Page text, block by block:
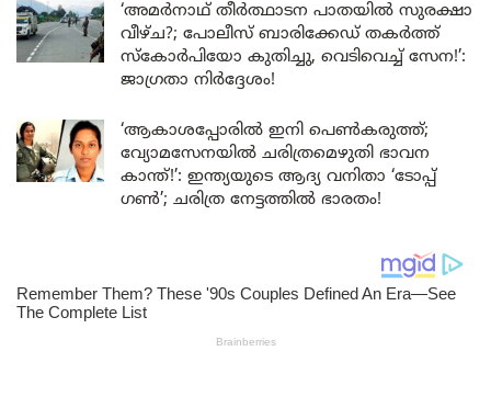
‘അമർനാഥ് തീർത്ഥാടന പാതയിൽ സുരക്ഷാ
വീഴ്ച?; പോലീസ് ബാരിക്കേഡ് തകർത്ത്
സ്കോർപിയോ കുതിച്ചു, വെടിവെച്ച് സേന!’:
ജാഗ്രതാ നിർദ്ദേശം!
‘ആകാശപ്പോരിൽ ഇനി പെൺകരുത്ത്;
വ്യോമസേനയിൽ ചരിത്രമെഴുതി ഭാവന
കാന്ത്!’: ഇന്ത്യയുടെ ആദ്യ വനിതാ ‘ടോപ്പ്
ഗൺ’; ചരിത്ര നേട്ടത്തിൽ ഭാരതം!